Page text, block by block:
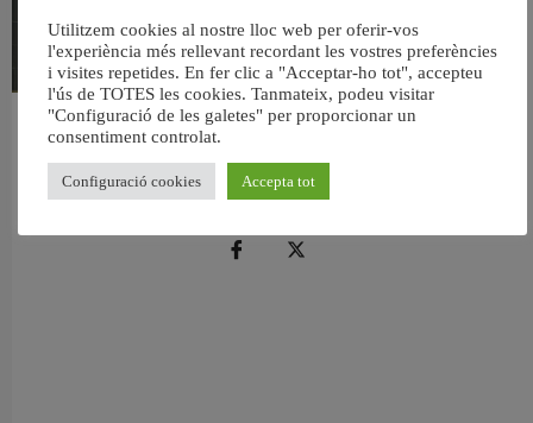
València reforma l’Escola Infantil Pardalets i instal·larà aire condicionat a totes
Utilitzem cookies al nostre lloc web per oferir-vos
l'experiència més rellevant recordant les vostres preferències
i visites repetides. En fer clic a "Acceptar-ho tot", accepteu
l'ús de TOTES les cookies. Tanmateix, podeu visitar
"Configuració de les galetes" per proporcionar un
consentiment controlat.
Configuració cookies Accepta tot